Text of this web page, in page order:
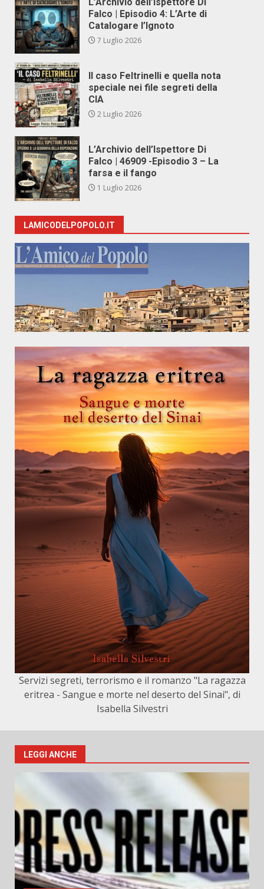
Falco | Episodio 4: L’Arte di
Catalogare l’Ignoto
7 Luglio 2026
Il caso Feltrinelli e quella nota
speciale nei file segreti della
CIA
2 Luglio 2026
L’Archivio dell’Ispettore Di
Falco | 46909 -Episodio 3 – La
farsa e il fango
1 Luglio 2026
LAMICODELPOPOLO.IT
Servizi segreti, terrorismo e il romanzo "La ragazza
eritrea - Sangue e morte nel deserto del Sinai", di
Isabella Silvestri
LEGGI ANCHE